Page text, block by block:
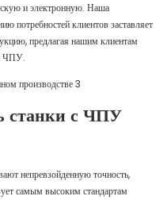
и электронную. Наша
потребностей клиентов заставляет
предлагая нашим клиентам
ЧПУ.
станки с ЧПУ
непревзойденную точность,
самым высоким стандартам